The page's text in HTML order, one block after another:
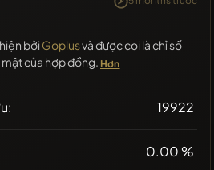
bởi Goplusvà được coi là chỉ số
của hợp đồng. Hơn
19922
0.00 %